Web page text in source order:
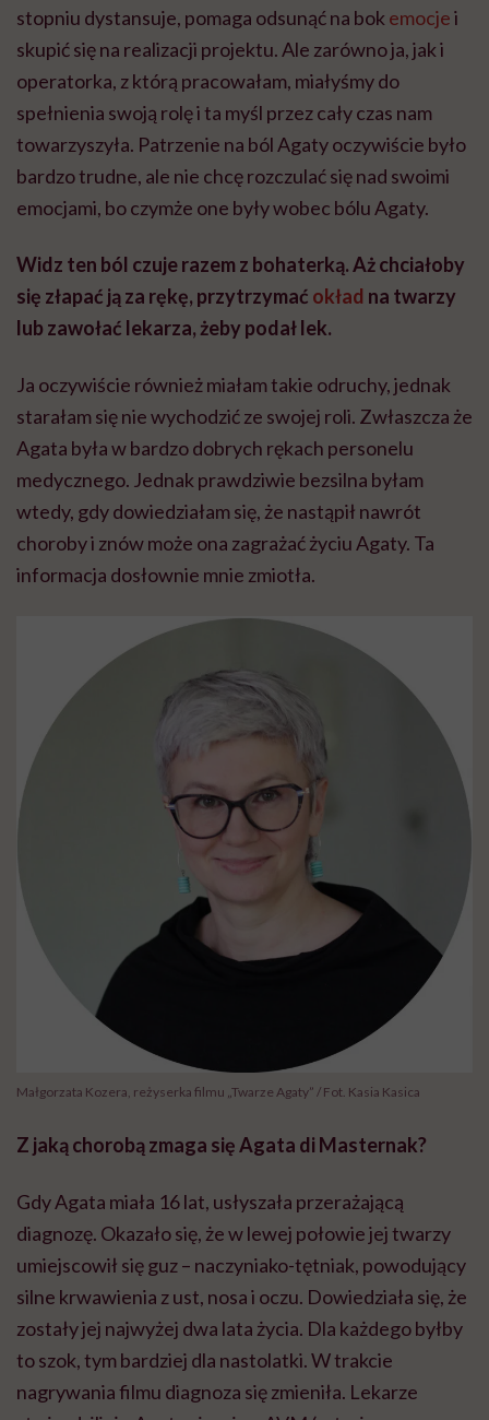
stopniu dystansuje, pomaga odsunąć na bok emocjei
skupić się na realizacji projektu. Ale zarówno ja, jak i
operatorka, z którą pracowałam, miałyśmy do
spełnienia swoją rolę i ta myśl przez cały czas nam
towarzyszyła. Patrzenie na ból Agaty oczywiście było
bardzo trudne, ale nie chcę rozczulać się nad swoimi
emocjami, bo czymże one były wobec bólu Agaty.
Widz ten ból czuje razem z bohaterką. Aż chciałoby
się złapać ją za rękę, przytrzymać okład na twarzy
lub zawołać lekarza, żeby podał lek.
Ja oczywiście również miałam takie odruchy, jednak
starałam się nie wychodzić ze swojej roli. Zwłaszcza że
Agata była w bardzo dobrych rękach personelu
medycznego. Jednak prawdziwie bezsilna byłam
wtedy, gdy dowiedziałam się, że nastąpił nawrót
choroby i znów może ona zagrażać życiu Agaty. Ta
informacja dosłownie mnie zmiotła.
Małgorzata Kozera, reżyserka filmu „Twarze Agaty” / Fot. Kasia Kasica
Z jaką chorobą zmaga się Agata di Masternak?
Gdy Agata miała 16 lat, usłyszała przerażającą
diagnozę. Okazało się, że w lewej połowie jej twarzy
umiejscowił się guz – naczyniako-tętniak, powodujący
silne krwawienia z ust, nosa i oczu. Dowiedziała się, że
zostały jej najwyżej dwa lata życia. Dla każdego byłby
to szok, tym bardziej dla nastolatki. W trakcie
nagrywania filmu diagnoza się zmieniła. Lekarze